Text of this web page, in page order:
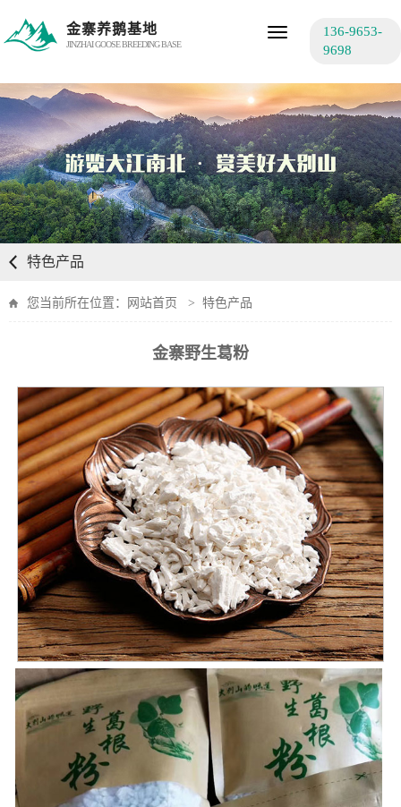
金寨养鹅基地
JINZHAI GOOSE BREEDING BASE
Toggle
136-9653-
9698
特色产品
您当前所在位置： 网站首页 > 特色产品
金寨野生葛粉